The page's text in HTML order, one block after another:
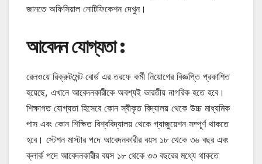
জানতে অফিসিয়াল নোটিফিকেশন দেখুন।
আবেদন যোগ্যতা :
রেলওয়ে রিক্রুটমেন্ট বোর্ড এর তরফে কর্মী নিয়োগের বিজ্ঞপ্তি প্রকাশিত
হয়েছে, এখানে আবেদনকারীকে অবশ্যই ভারতীয় নাগরিক হতে হবে।
শিক্ষাগত যোগ্যতা হিসেবে কোন স্বীকৃত বিদ্যালয় থেকে উচ্চ মাধ্যমিক
পাস এবং কোন শিক্ষিত বিশ্ববিদ্যালয় থেকে গ্যাজুয়েশন সম্পূর্ণ থাকতে
হবে। স্টেশন মাস্টার পদে আবেদনকারীর বয়স ১৮ থেকে ৩৬ বছর এবং
ক্লার্ক পদে আবেদনকারীর বয়স ১৮ থেকে ৩৩ বছরের মধ্যে থাকতে